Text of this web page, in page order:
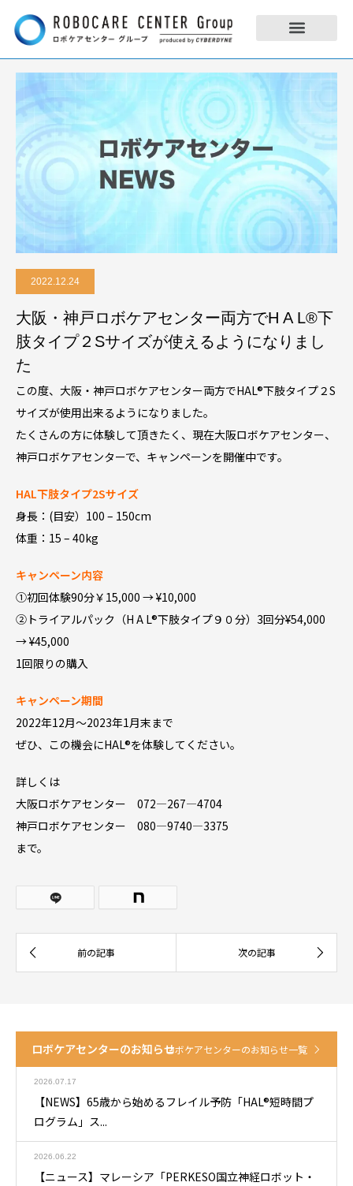
2022.12.24
大阪・神戸ロボケアセンター両方でH A L®︎下
肢タイプ２Sサイズが使えるようになりまし
た
この度、大阪・神戸ロボケアセンター両方でHAL®︎下肢タイプ２S
サイズが使用出来るようになりました。
たくさんの方に体験して頂きたく、現在大阪ロボケアセンター、
神戸ロボケアセンターで、キャンペーンを開催中です。
HAL下肢タイプ2Sサイズ
身長：(目安）100 – 150cm
体重：15 – 40kg
キャンペーン内容
①初回体験90分￥15,000 → ¥10,000
②トライアルパック（H A L®︎下肢タイプ９０分）3回分¥54,000
→ ¥45,000
1回限りの購入
キャンペーン期間
2022年12月〜2023年1月末まで
ぜひ、この機会にHAL®︎を体験してください。
詳しくは
大阪ロボケアセンター 072―267―4704
神戸ロボケアセンター 080―9740―3375
まで。
ロボケアセンターのお知らせロボケアセンターのお知らせ一覧
2026.07.17
【NEWS】65歳から始めるフレイル予防「HAL®短時間プ
ログラム」ス...
2026.06.22
【ニュース】マレーシア「PERKESO国立神経ロボット・